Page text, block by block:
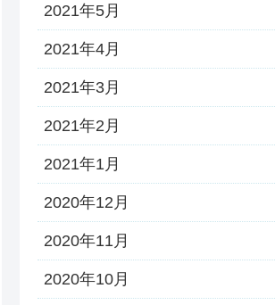
2021年5月
2021年4月
2021年3月
2021年2月
2021年1月
2020年12月
2020年11月
2020年10月